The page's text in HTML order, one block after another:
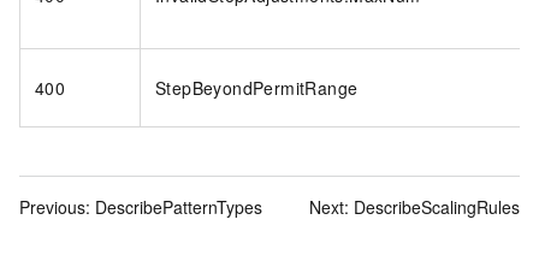
400 StepBeyondPermitRange
Previous: DescribePatternTypes Next: DescribeScalingRules